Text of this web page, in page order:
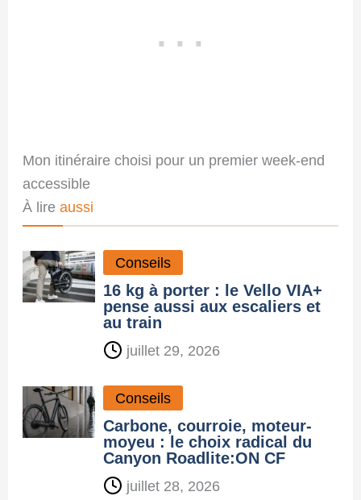
Mon itinéraire choisi pour un premier week-end
accessible
À lireaussi
Conseils
16 kg à porter : le Vello VIA+
pense aussi aux escaliers et
au train
juillet 29, 2026
Conseils
Carbone, courroie, moteur-
moyeu : le choix radical du
Canyon Roadlite:ON CF
juillet 28, 2026